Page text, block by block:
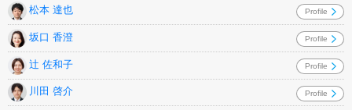
松本 達也 Profile
坂口 香澄 Profile
辻 佐和子 Profile
川田 啓介 Profile